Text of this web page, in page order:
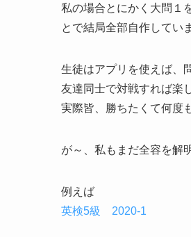
私の場合とにかく大問１
とで結局全部自作してい
生徒はアプリを使えば、
友達同士で対戦すれば楽
実際皆、勝ちたくて何度
が～、私もまだ全容を解
例えば
英検5級 2020-1